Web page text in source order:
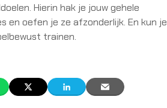
Hierin hak je jouw gehele
en oefen je ze afzonderlijk. En kun je
trainen.